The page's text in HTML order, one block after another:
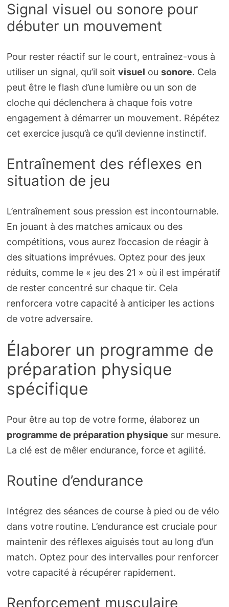
Signal visuel ou sonore pour
débuter un mouvement
Pour rester réactif sur le court, entraînez-vous à
utiliser un signal, qu’il soit visuel ou sonore. Cela
peut être le flash d’une lumière ou un son de
cloche qui déclenchera à chaque fois votre
engagement à démarrer un mouvement. Répétez
cet exercice jusqu’à ce qu’il devienne instinctif.
Entraînement des réflexes en
situation de jeu
L’entraînement sous pression est incontournable.
En jouant à des matches amicaux ou des
compétitions, vous aurez l’occasion de réagir à
des situations imprévues. Optez pour des jeux
réduits, comme le « jeu des 21 » où il est impératif
de rester concentré sur chaque tir. Cela
renforcera votre capacité à anticiper les actions
de votre adversaire.
Élaborer un programme de
préparation physique
spécifique
Pour être au top de votre forme, élaborez un
programme de préparation physique sur mesure.
La clé est de mêler endurance, force et agilité.
Routine d’endurance
Intégrez des séances de course à pied ou de vélo
dans votre routine. L’endurance est cruciale pour
maintenir des réflexes aiguisés tout au long d’un
match. Optez pour des intervalles pour renforcer
votre capacité à récupérer rapidement.
Renforcement musculaire